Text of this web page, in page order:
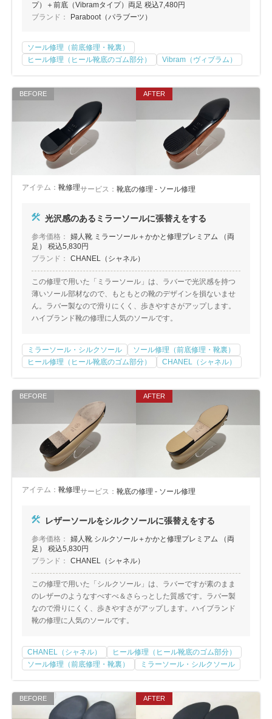
プ）＋前底（Vibramタイプ）両足 税込7,480円
ブランド：
Paraboot（パラブーツ）
ソール修理（前底修理・靴裏）
ヒール修理（ヒール靴底のゴム部分）
Vibram（ヴィブラム）
アイテム： 靴修理サービス： 靴底の修理 - ソール修理
光沢感のあるミラーソールに張替えをする
参考価格：
婦人靴 ミラーソール＋かかと修理プレミアム （両
足） 税込5,830円
ブランド：
CHANEL（シャネル）
この修理で用いた「ミラーソール」は、ラバーで光沢感を持つ
薄いソール部材なので、もともとの靴のデザインを損ないませ
ん。ラバー製なので滑りにくく、歩きやすさがアップします。
ハイブランド靴の修理に人気のソールです。
ミラーソール・シルクソール
ソール修理（前底修理・靴裏）
ヒール修理（ヒール靴底のゴム部分）
CHANEL（シャネル）
アイテム： 靴修理サービス： 靴底の修理 - ソール修理
レザーソールをシルクソールに張替えをする
参考価格：
婦人靴 シルクソール＋かかと修理プレミアム （両
足） 税込5,830円
ブランド：
CHANEL（シャネル）
この修理で用いた「シルクソール」は、ラバーですが素のまま
のレザーのようなすべすべ＆さらっとした質感です。ラバー製
なので滑りにくく、歩きやすさがアップします。ハイブランド
靴の修理に人気のソールです。
CHANEL（シャネル）
ヒール修理（ヒール靴底のゴム部分）
ソール修理（前底修理・靴裏）
ミラーソール・シルクソール